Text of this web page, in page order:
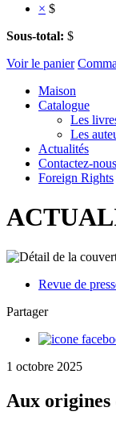
× $
Sous-total: $
Voir le panier
Maison
Catalogue
Les
Les
Actualités
Contactez-nous
Foreign Rights
Revue de
Partager
1 octobre 2025
Aux origines